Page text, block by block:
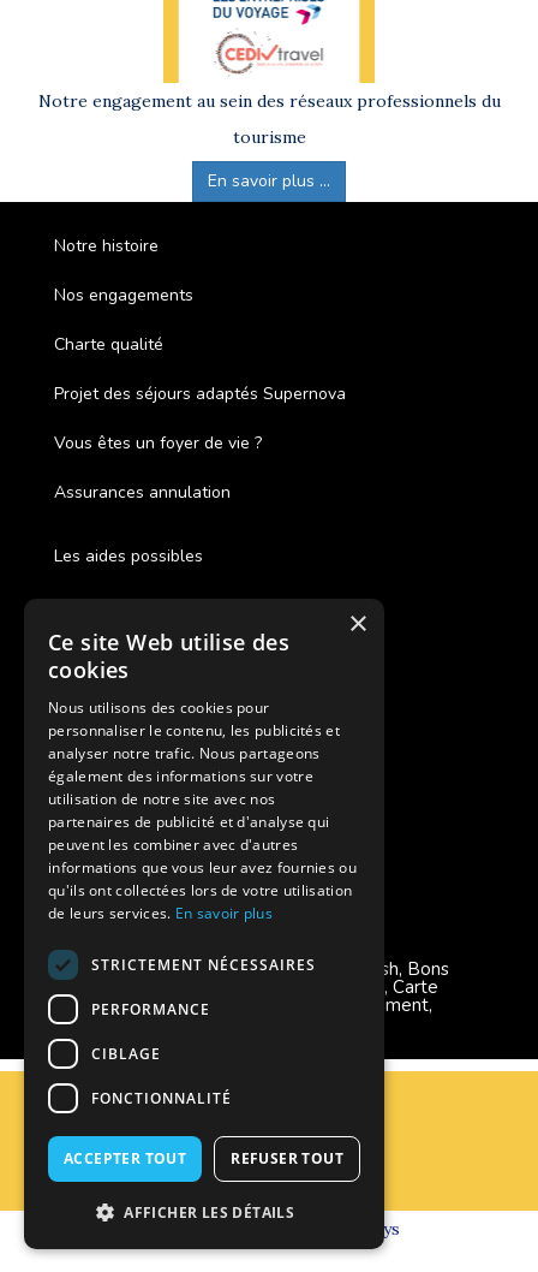
Notre engagement au sein des réseaux professionnels du
tourisme
En savoir plus ...
Notre histoire
Nos engagements
Charte qualité
Projet des séjours adaptés Supernova
Vous êtes un foyer de vie ?
Assurances annulation
Les aides possibles
Cash Back
Pour les fratries
Facebook Supernova
Instagram Supernova
Colonie de vacances SUPERNOVA
Modes de règlement acceptés
Chèque, Virement, Espèces, Mandats cash, Bons
CAF, Conseil général, Chèques vacances, Carte
bancaire, Prise en charge reçu sans règlement,
Prélèvement
Plan du site
Espace Professionnels
Réalisation
Vackélys
×
Ce site Web utilise des
cookies
Nous utilisons des cookies pour
personnaliser le contenu, les publicités et
analyser notre trafic. Nous partageons
également des informations sur votre
utilisation de notre site avec nos
partenaires de publicité et d'analyse qui
peuvent les combiner avec d'autres
informations que vous leur avez fournies ou
qu'ils ont collectées lors de votre utilisation
de leurs services. En savoir plus
STRICTEMENT NÉCESSAIRES
PERFORMANCE
CIBLAGE
FONCTIONNALITÉ
ACCEPTER TOUT REFUSER TOUT
AFFICHER LES DÉTAILS